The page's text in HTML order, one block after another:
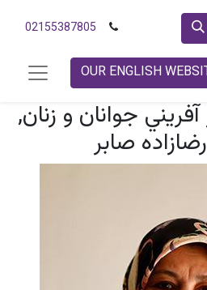
02155387805
OUR ENGLISH
جوانان و زنان,
صابر